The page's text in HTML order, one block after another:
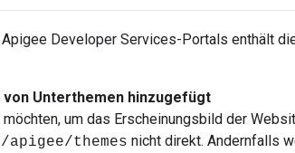
Developer Services-Portals enthält
Unterthemen hinzugefügt
um das Erscheinungsbild der
themes nicht direkt. Andernfalls